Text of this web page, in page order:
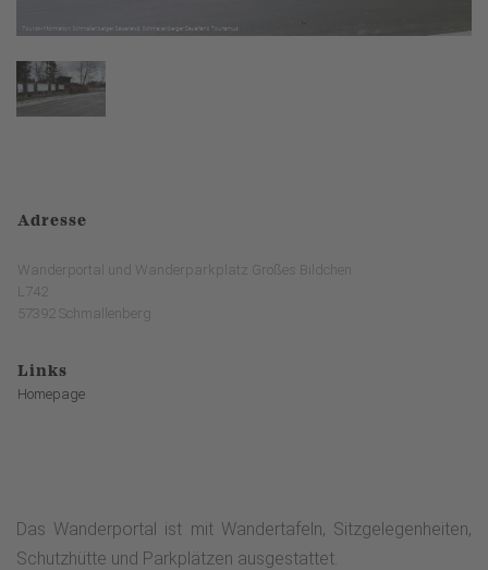
Adresse
Wanderportal und Wanderparkplatz Großes Bildchen
L742
57392 Schmallenberg
Links
Homepage
Das Wanderportal ist mit Wandertafeln, Sitzgelegenheiten,
Schutzhütte und Parkplätzen ausgestattet.